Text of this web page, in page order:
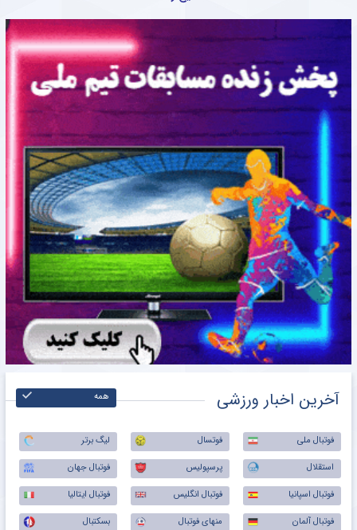
آخرین اخبار ورزشی همه
فوتبال ملی فوتسال
لیگ برتر
استقلال
پرسپولیس
فوتبال جهان
فوتبال اسپانیا
فوتبال انگلیس
فوتبال ایتالیا
فوتبال آلمان
منهای فوتبال
بسکتبال